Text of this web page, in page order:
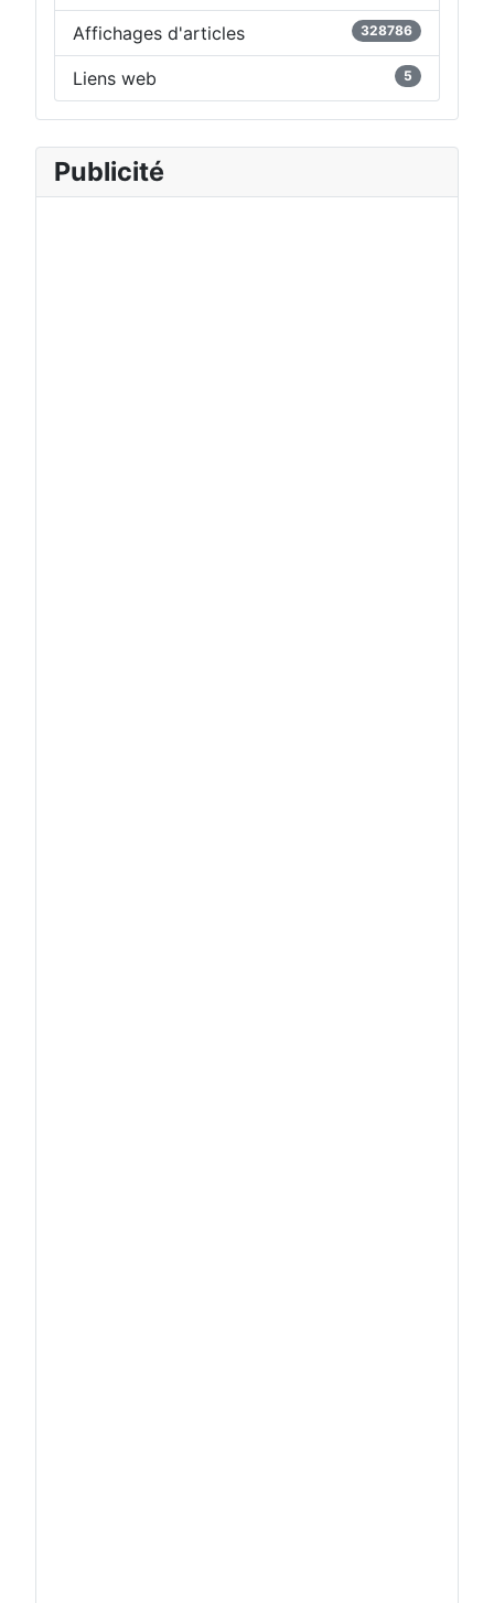
Affichages d'articles 328786
Liens web 5
Publicité